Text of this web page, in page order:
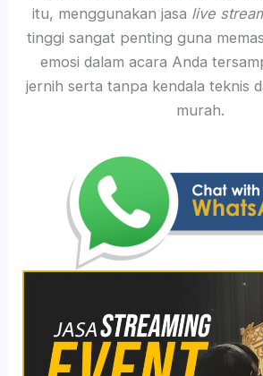
itu, menggunakan jasa live
tinggi sangat penting guna
emosi dalam acara Anda
jernih serta tanpa kendala teknis
murah.